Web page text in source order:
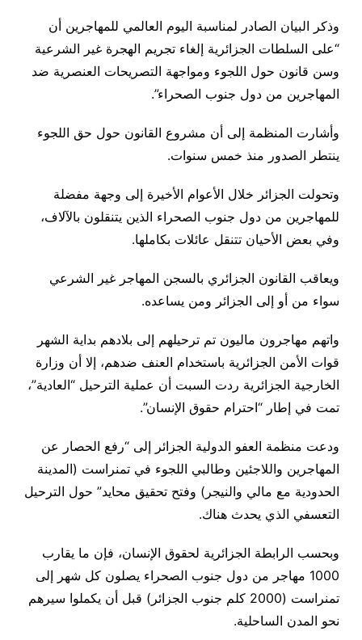
وذكر البيان الصادر لمناسبة اليوم العالمي للمهاجرين أن
“على السلطات الجزائرية إلغاء تجريم الهجرة غير الشرعية
وسن قانون حول اللجوء ومواجهة التصريحات العنصرية ضد
المهاجرين من دول جنوب الصحراء”.
وأشارت المنظمة إلى أن مشروع القانون حول حق اللجوء
ينتطر الصدور منذ خمس سنوات.
وتحولت الجزائر خلال الأعوام الأخيرة إلى وجهة مفضلة
للمهاجرين من دول جنوب الصحراء الذين يتنقلون بالآلاف،
وفي بعض الأحيان تتنقل عائلات بكاملها.
ويعاقب القانون الجزائري بالسجن المهاجر غير الشرعي
سواء من أو إلى الجزائر ومن يساعده.
واتهم مهاجرون ماليون تم ترحيلهم إلى بلادهم بداية الشهر
قوات الأمن الجزائرية باستخدام العنف ضدهم، إلا أن وزارة
الخارجية الجزائرية ردت السبت أن عملية الترحيل “العادية”،
تمت في إطار “احترام حقوق الإنسان”.
ودعت منظمة العفو الدولية الجزائر إلى “رفع الحصار عن
المهاجرين واللاجئين وطالبي اللجوء في تمنراست (المدينة
الحدودية مع مالي والنيجر) وفتح تحقيق محايد” حول الترحيل
التعسفي الذي يحدث هناك.
وبحسب الرابطة الجزائرية لحقوق الإنسان، فإن ما يقارب
1000 مهاجر من دول جنوب الصحراء يصلون كل شهر إلى
تمنراست (2000 كلم جنوب الجزائر) قبل أن يكملوا سيرهم
نحو المدن الساحلية.